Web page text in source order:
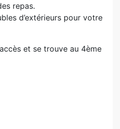
repas.
d’extérieurs pour votre
et se trouve au 4ème